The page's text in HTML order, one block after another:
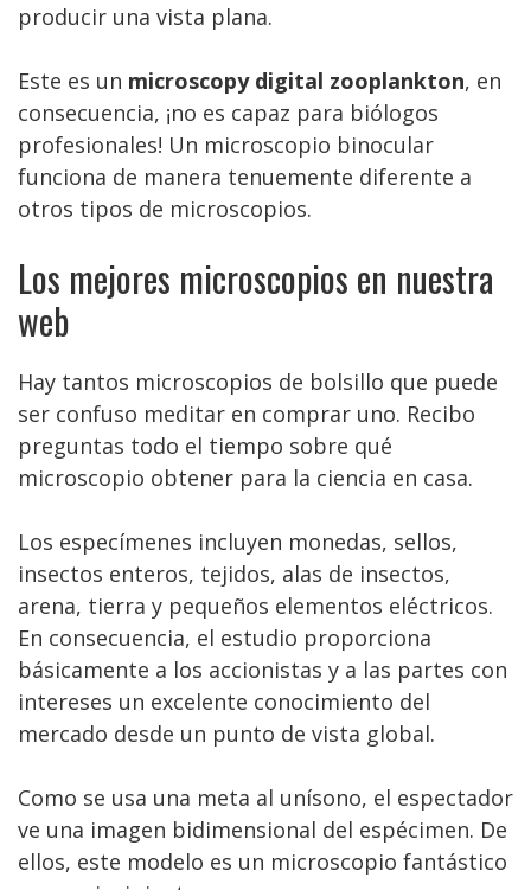
producir una vista plana.
Este es un microscopy digital zooplankton, en
consecuencia, ¡no es capaz para biólogos
profesionales! Un microscopio binocular
funciona de manera tenuemente diferente a
otros tipos de microscopios.
Los mejores microscopios en nuestra
web
Hay tantos microscopios de bolsillo que puede
ser confuso meditar en comprar uno. Recibo
preguntas todo el tiempo sobre qué
microscopio obtener para la ciencia en casa.
Los especímenes incluyen monedas, sellos,
insectos enteros, tejidos, alas de insectos,
arena, tierra y pequeños elementos eléctricos.
En consecuencia, el estudio proporciona
básicamente a los accionistas y a las partes con
intereses un excelente conocimiento del
mercado desde un punto de vista global.
Como se usa una meta al unísono, el espectador
ve una imagen bidimensional del espécimen. De
ellos, este modelo es un microscopio fantástico